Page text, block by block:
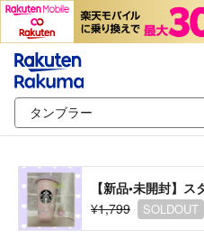
¥1,799
SOLDOUT